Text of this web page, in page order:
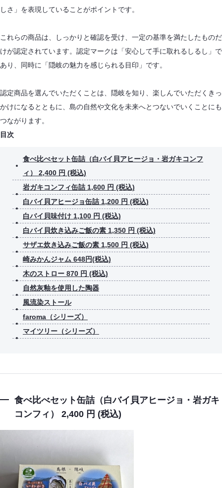
しさ」を表現していることがポイントです。
これらの商品は、しっかりと確認を受け、一定の基準を満たしたものだ
けが認定されています。認定マークは「安心して手に取れるしるし」で
あり、同時に「隠岐の魅力を感じられる目印」です。
認定商品を選んでいただくことは、隠岐を知り、楽しんでいただくきっ
かけになるとともに、島の自然や文化を未来へとつないでいくことにも
つながります。
目次
食べ比べセット缶詰（白バイ貝アヒージョ・岩ガキコンフ
ィ） 2,400 円 (税込)
岩ガキコンフィ缶詰 1,600 円 (税込)
白バイ貝アヒージョ缶詰 1,200 円 (税込)
白バイ貝味付け 1,100 円 (税込)
白バイ貝炊き込みご飯の素 1,350 円 (税込)
サザエ炊き込みご飯の素 1,500 円 (税込)
崎みかんジャム 648円(税込)
木のストロー 870 円 (税込)
自然灰釉を使用した陶器
風流染ストール
faroma（シリーズ）
マイツリー（シリーズ）
食べ比べセット缶詰（白バイ貝アヒージョ・岩ガキ
コンフィ） 2,400 円 (税込)